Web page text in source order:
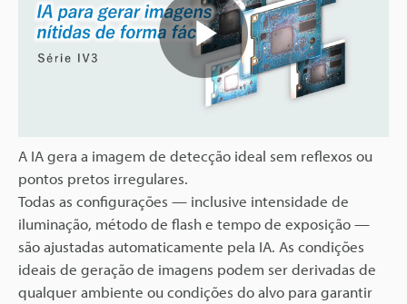
Play
Video
A IA gera a imagem de detecção ideal sem reflexos ou
pontos pretos irregulares.
Todas as configurações — inclusive intensidade de
iluminação, método de flash e tempo de exposição —
são ajustadas automaticamente pela IA. As condições
ideais de geração de imagens podem ser derivadas de
qualquer ambiente ou condições do alvo para garantir